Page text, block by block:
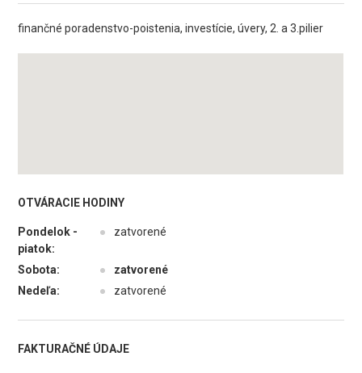
finančné poradenstvo-poistenia, investície, úvery, 2. a 3.pilier
OTVÁRACIE HODINY
Pondelok -
piatok:
● zatvorené
Sobota: ●
zatvorené
Nedeľa:
● zatvorené
FAKTURAČNÉ ÚDAJE